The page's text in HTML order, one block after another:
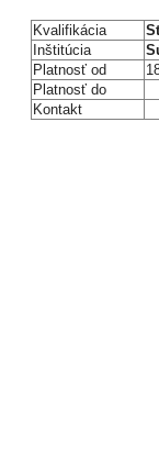
Kvalifikácia
Inštitúcia
Platnosť od
Platnosť do
Kontakt